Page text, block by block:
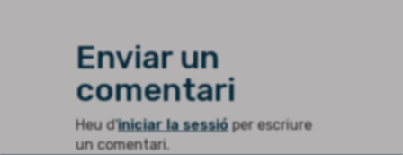
Enviar un
comentari
Heu d'iniciar la sessió per escriure
un comentari.